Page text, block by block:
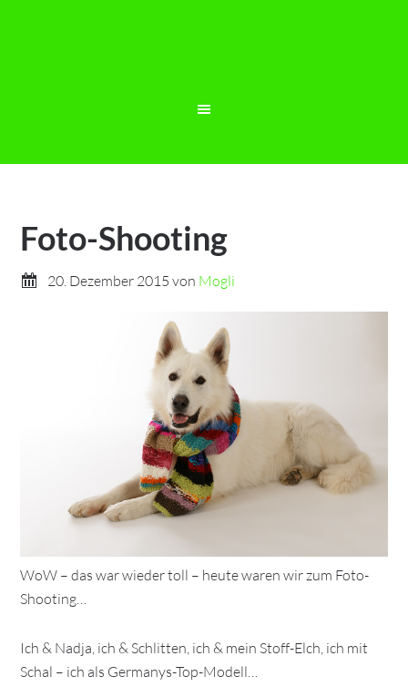
Foto-Shooting
20. Dezember 2015 von Mogli
WoW – das war wieder toll – heute waren wir zum Foto-
Shooting…
Ich & Nadja, ich & Schlitten, ich & mein Stoff-Elch, ich mit
Schal – ich als Germanys-Top-Modell…